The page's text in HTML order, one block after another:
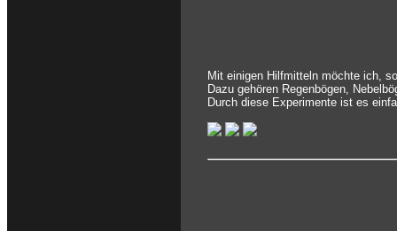
Mit einigen Hilfmitteln möchte ich,
Dazu gehören Regenbögen,
Durch diese Experimente ist es